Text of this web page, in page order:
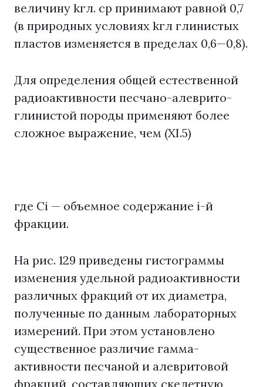
величину kгл. ср принимают равной 0,7
(в природных условиях kгл глинистых
пластов изменяется в пределах 0,6—0,8).
Для определения общей естественной
радиоактивности песчано-алеврито-
глинистой породы применяют более
сложное выражение, чем (XI.5)
где Ci — объемное содержание i-й
фракции.
На рис. 129 приведены гистограммы
изменения удельной радиоактивности
различных фракций от их диаметра,
полученные по данным лабораторных
измерений. При этом установлено
существенное различие гамма-
активности песчаной и алевритовой
фракций, составляющих скелетную